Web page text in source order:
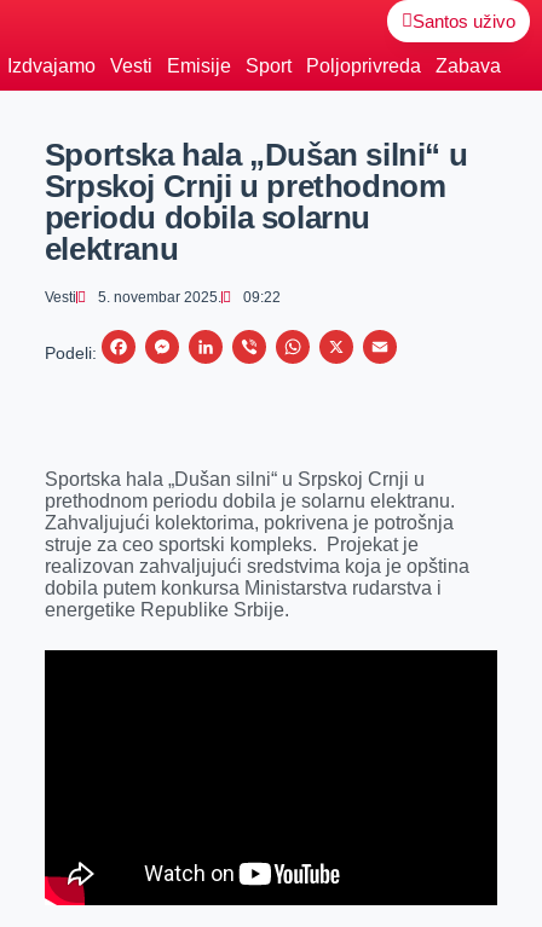
Santos uživo
Izdvajamo Vesti Emisije Sport Poljoprivreda Zabava
Sportska hala „Dušan silni“ u
Srpskoj Crnji u prethodnom
periodu dobila solarnu
elektranu
Vesti 5. novembar 2025. 09:22
Podeli:
F
b
o
o
k
M
e
n
g
e
r
L
e
d
I
n
V
r
W
s
A
p
p
X
E
l
Sportska hala „Dušan silni“ u Srpskoj Crnji u
prethodnom periodu dobila je solarnu elektranu.
Zahvaljujući kolektorima, pokrivena je potrošnja
struje za ceo sportski kompleks. Projekat je
realizovan zahvaljujući sredstvima koja je opština
dobila putem konkursa Ministarstva rudarstva i
energetike Republike Srbije.